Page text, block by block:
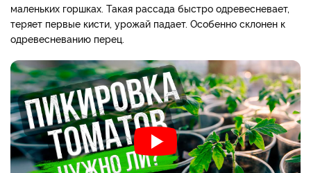
маленьких горшках. Такая рассада быстро одревесневает,
теряет первые кисти, урожай падает. Особенно склонен к
одревесневанию перец.